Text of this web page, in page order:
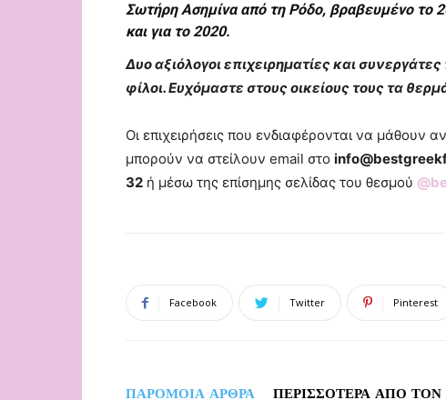
Σωτήρη Ασημίνα από τη Ρόδο, βραβευμένο το
και για το 2020.
Δυο αξιόλογοι επιχειρηματίες και
φίλοι. Ευχόμαστε στους οικείους τους τα
Οι επιχειρήσεις που ενδιαφέρονται να μάθουν
μπορούν να στείλουν email στο
32 ή μέσω της επίσημης σελίδας του θεσμού
Facebook Twitter Pinterest
ΠΑΡΟΜΟΙΑ ΑΡΘΡΑ ΠΕΡΙΣΣΟΤΕΡΑ ΑΠΟ